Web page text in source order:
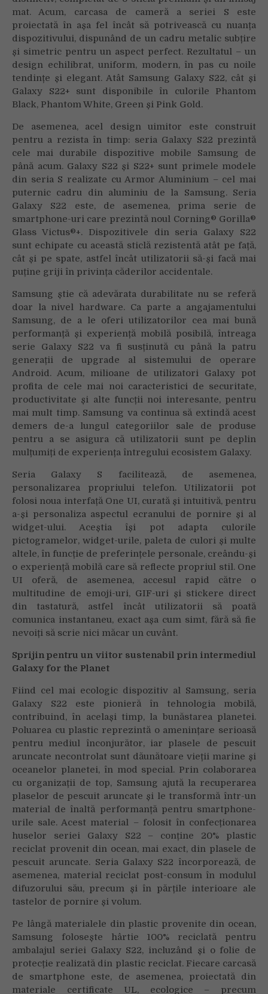
mat. Acum, carcasa de cameră a seriei S este
proiectată în așa fel încât să potrivească cu nuanța
dispozitivului, dispunând de un cadru metalic subțire
și simetric pentru un aspect perfect. Rezultatul – un
design echilibrat, uniform, modern, în pas cu noile
tendințe și elegant. Atât Samsung Galaxy S22, cât și
Galaxy S22+ sunt disponibile în culorile Phantom
Black, Phantom White, Green și Pink Gold.
De asemenea, acel design uimitor este construit
pentru a rezista în timp: seria Galaxy S22 prezintă
cele mai durabile dispozitive mobile Samsung de
până acum. Galaxy S22 și S22+ sunt primele modele
din seria S realizate cu Armor Aluminium – cel mai
puternic cadru din aluminiu de la Samsung. Seria
Galaxy S22 este, de asemenea, prima serie de
smartphone-uri care prezintă noul Corning® Gorilla®
Glass Victus®+. Dispozitivele din seria Galaxy S22
sunt echipate cu această sticlă rezistentă atât pe față,
cât și pe spate, astfel încât utilizatorii să-și facă mai
puține griji în privința căderilor accidentale.
Samsung știe că adevărata durabilitate nu se referă
doar la nivel hardware. Ca parte a angajamentului
Samsung, de a le oferi utilizatorilor cea mai bună
performanță și experiență mobilă posibilă, întreaga
serie Galaxy S22 va fi susținută cu până la patru
generații de upgrade al sistemului de operare
Android. Acum, milioane de utilizatori Galaxy pot
profita de cele mai noi caracteristici de securitate,
productivitate și alte funcții noi interesante, pentru
mai mult timp. Samsung va continua să extindă acest
demers de-a lungul categoriilor sale de produse
pentru a se asigura că utilizatorii sunt pe deplin
mulțumiți de experiența întregului ecosistem Galaxy.
Seria Galaxy S facilitează, de asemenea,
personalizarea propriului telefon. Utilizatorii pot
folosi noua interfață One UI, curată și intuitivă, pentru
a-și personaliza aspectul ecranului de pornire și al
widget-ului. Aceștia își pot adapta culorile
pictogramelor, widget-urile, paleta de culori și multe
altele, în funcție de preferințele personale, creându-și
o experiență mobilă care să reflecte propriul stil. One
UI oferă, de asemenea, accesul rapid către o
multitudine de emoji-uri, GIF-uri și stickere direct
din tastatură, astfel încât utilizatorii să poată
comunica instantaneu, exact așa cum simt, fără să fie
nevoiți să scrie nici măcar un cuvânt.
Sprijin pentru un viitor sustenabil prin intermediul
Galaxy for the Planet
Fiind cel mai ecologic dispozitiv al Samsung, seria
Galaxy S22 este pionieră în tehnologia mobilă,
contribuind, în același timp, la bunăstarea planetei.
Poluarea cu plastic reprezintă o amenințare serioasă
pentru mediul înconjurător, iar plasele de pescuit
aruncate necontrolat sunt dăunătoare vieții marine și
oceanelor planetei, în mod special. Prin colaborarea
cu organizații de top, Samsung ajută la recuperarea
plaselor de pescuit aruncate și le transformă într-un
material de înaltă performanță pentru smartphone-
urile sale. Acest material – folosit în confecționarea
huselor seriei Galaxy S22 – conține 20% plastic
reciclat provenit din ocean, mai exact, din plasele de
pescuit aruncate. Seria Galaxy S22 încorporează, de
asemenea, material reciclat post-consum în modulul
difuzorului său, precum și în părțile interioare ale
tastelor de pornire și volum.
Pe lângă materialele din plastic provenite din ocean,
Samsung folosește hârtie 100% reciclată pentru
ambalajul seriei Galaxy S22, incluzând și o folie de
protecție realizată din plastic reciclat. Fiecare carcasă
de smartphone este, de asemenea, proiectată din
materiale certificate UL, ecologice – precum